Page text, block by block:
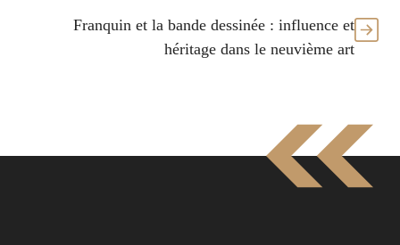
Franquin et la bande dessinée : influence et
héritage dans le neuvième art